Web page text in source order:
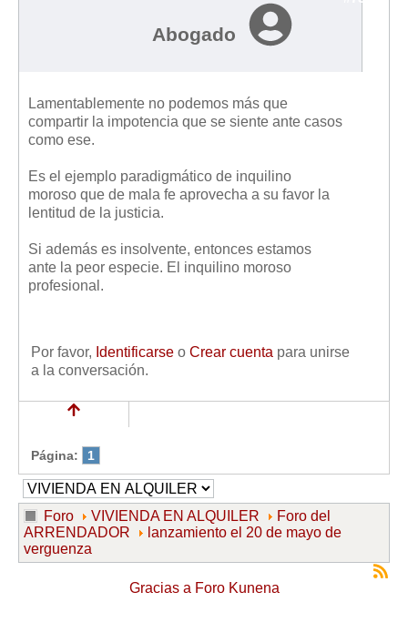
Abogado
Lamentablemente no podemos más que
compartir la impotencia que se siente ante casos
como ese.
Es el ejemplo paradigmático de inquilino
moroso que de mala fe aprovecha a su favor la
lentitud de la justicia.
Si además es insolvente, entonces estamos
ante la peor especie. El inquilino moroso
profesional.
Por favor, Identificarse o Crear cuenta para unirse
a la conversación.
Página: 1
Foro VIVIENDA EN ALQUILER
Foro del
ARRENDADOR
lanzamiento el 20 de mayo de
verguenza
Gracias a Foro Kunena